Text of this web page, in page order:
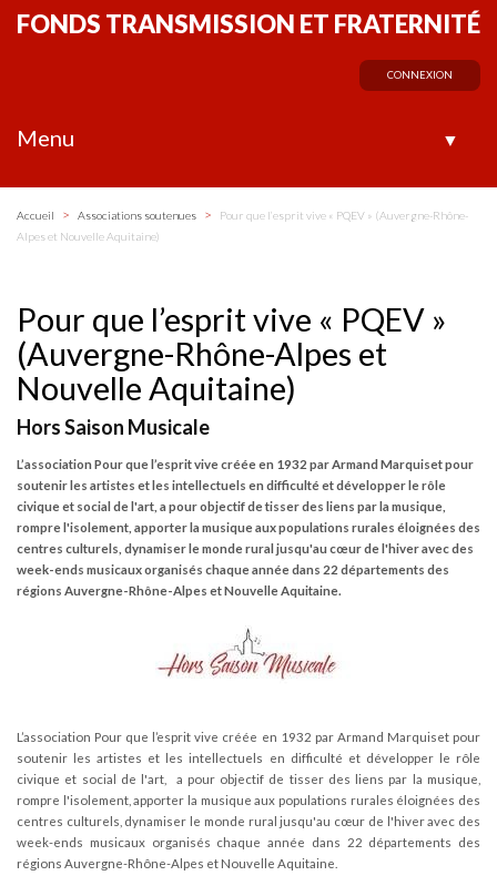
FONDS TRANSMISSION ET FRATERNITÉ
CONNEXION
Menu ▼
Accueil > Associations soutenues >
Pour que l’esprit vive « PQEV » (Auvergne-Rhône-
Alpes et Nouvelle Aquitaine)
Pour que l’esprit vive « PQEV »
(Auvergne-Rhône-Alpes et
Nouvelle Aquitaine)
Hors Saison Musicale
L’association Pour que l’esprit vive créée en 1932 par Armand Marquiset pour
soutenir les artistes et les intellectuels en difficulté et développer le rôle
civique et social de l'art, a pour objectif de tisser des liens par la musique,
rompre l'isolement, apporter la musique aux populations rurales éloignées des
centres culturels, dynamiser le monde rural jusqu'au cœur de l'hiver avec des
week-ends musicaux organisés chaque année dans 22 départements des
régions Auvergne-Rhône-Alpes et Nouvelle Aquitaine.
L’association Pour que l’esprit vive créée en 1932 par Armand Marquiset pour
soutenir les artistes et les intellectuels en difficulté et développer le rôle
civique et social de l'art, a pour objectif de tisser des liens par la musique,
rompre l'isolement, apporter la musique aux populations rurales éloignées des
centres culturels, dynamiser le monde rural jusqu'au cœur de l'hiver avec des
week-ends musicaux organisés chaque année dans 22 départements des
régions Auvergne-Rhône-Alpes et Nouvelle Aquitaine.